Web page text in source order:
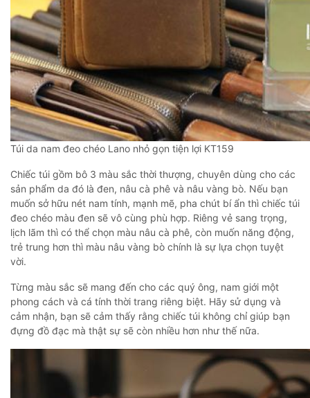
Túi da nam đeo chéo Lano nhỏ gọn tiện lợi KT159
Chiếc túi gồm bô 3 màu sắc thời thượng, chuyên dùng cho các
sản phẩm da đó là đen, nâu cà phê và nâu vàng bò. Nếu bạn
muốn sở hữu nét nam tính, mạnh mẽ, pha chút bí ẩn thì chiếc túi
đeo chéo màu đen sẽ vô cùng phù hợp. Riêng vẻ sang trọng,
lịch lãm thì có thể chọn màu nâu cà phê, còn muốn năng động,
trẻ trung hơn thì màu nâu vàng bò chính là sự lựa chọn tuyệt
vời.
Từng màu sắc sẽ mang đến cho các quý ông, nam giới một
phong cách và cá tính thời trang riêng biệt. Hãy sử dụng và
cảm nhận, bạn sẽ cảm thấy rằng chiếc túi không chỉ giúp bạn
đựng đồ đạc mà thật sự sẽ còn nhiều hơn như thế nữa.